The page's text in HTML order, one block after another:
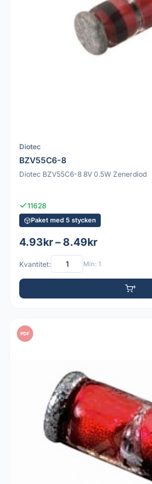
Diotec
BZV55C6-8
Diotec BZV55C6-8 8V 0.5W Zenerdiod
11628
Paket med 5 stycken
4.93kr – 8.49kr
Kvantitet: Min: 1
PDF